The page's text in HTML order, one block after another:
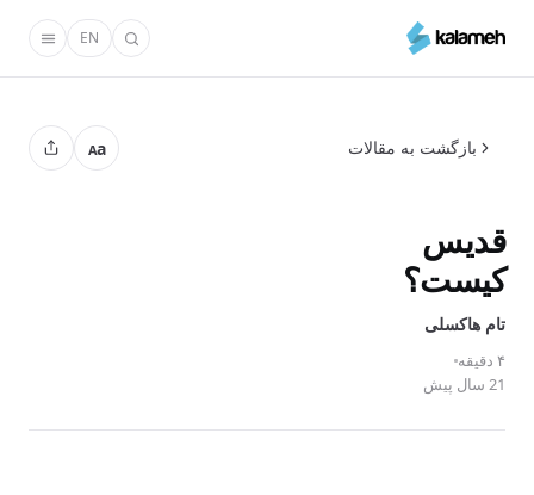
محتوای
EN
بازگشت به مقالات Aa
قدیس
کیست؟
تام‌ هاکسلی
۴ دقیقه
21 سال پیش